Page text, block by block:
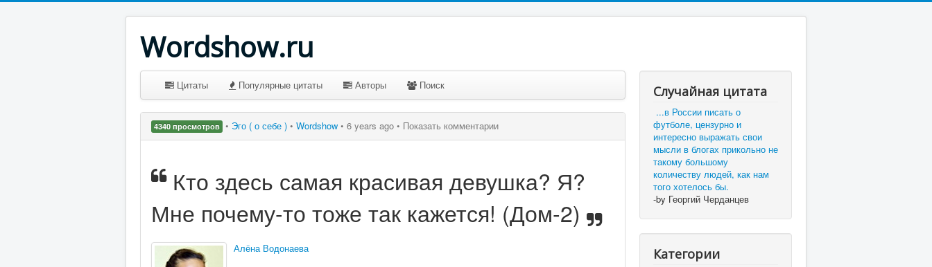
Wordshow.ru
Цитаты Популярные цитаты Авторы Поиск
4340 просмотров • Эго ( о себе ) • Wordshow • 6 years ago • Показать комментарии
Кто здесь самая красивая девушка? Я?
Мне почему-то тоже так кажется! (Дом-2)
Алёна Водонаева
Случайная цитата
...в России писать о
футболе, цензурно и
интересно выражать свои
мысли в блогах прикольно не
такому большому
количеству людей, как нам
того хотелось бы.
-by Георгий Черданцев
Категории